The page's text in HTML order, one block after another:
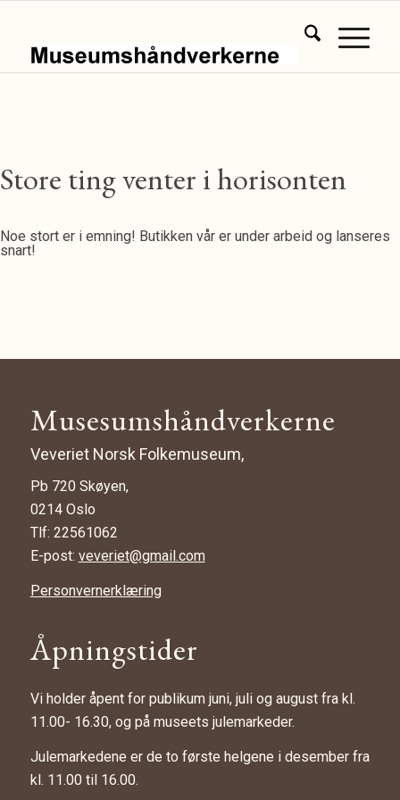
Store ting venter i horisonten
Noe stort er i emning! Butikken vår er under arbeid og lanseres
snart!
Musesumshåndverkerne
Veveriet Norsk Folkemuseum,
Pb 720 Skøyen,
0214 Oslo
Tlf: 22561062
E-post: veveriet@gmail.com
Personvernerklæring
Åpningstider
Vi holder åpent for publikum juni, juli og august fra kl.
11.00- 16.30, og på museets julemarkeder.
Julemarkedene er de to første helgene i desember fra
kl. 11.00 til 16.00.